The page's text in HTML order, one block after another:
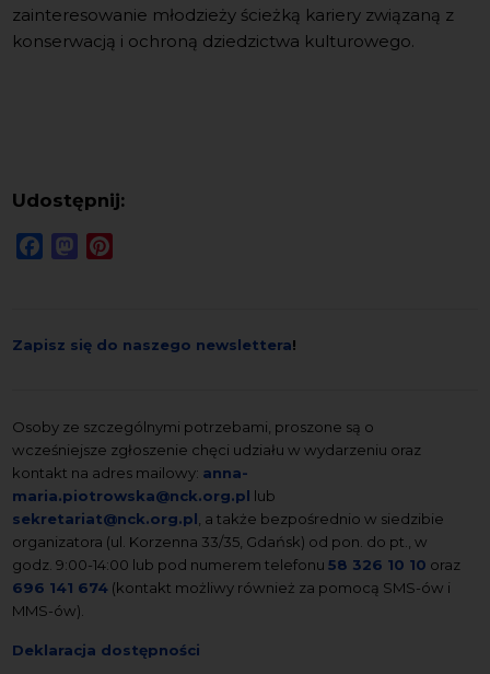
zainteresowanie młodzieży ścieżką kariery związaną z
konserwacją i ochroną dziedzictwa kulturowego.
Udostępnij:
FacebookMastodon
Zapisz się do naszego newslettera!
Osoby ze szczególnymi potrzebami, proszone są o
wcześniejsze zgłoszenie chęci udziału w wydarzeniu oraz
kontakt na adres mailowy: anna-
maria.piotrowska@nck.org.pl lub
sekretariat@nck.org.pl , a także bezpośrednio w siedzibie
organizatora (ul. Korzenna 33/35, Gdańsk) od pon. do pt., w
godz. 9:00-14:00 lub pod numerem telefonu58 326 10 10 oraz
696 141 674 (kontakt możliwy również za pomocą SMS-ów i
MMS-ów).
Deklaracja dostępności